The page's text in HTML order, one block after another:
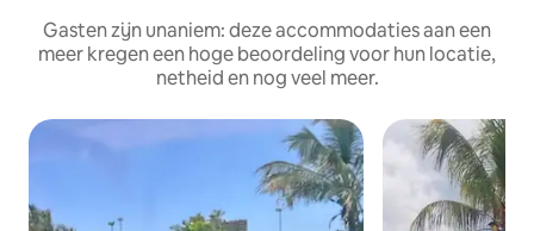
Gasten zijn unaniem: deze accommodaties aan een
meer kregen een hoge beoordeling voor hun locatie,
netheid en nog veel meer.